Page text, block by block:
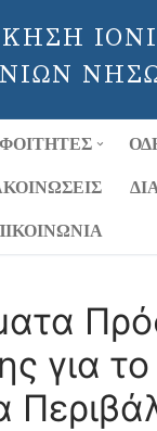
ΦΟΙΤΗΤΈΣ
για